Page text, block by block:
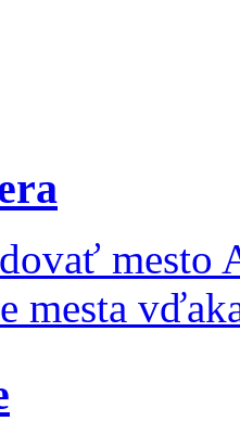
mesto
mesta